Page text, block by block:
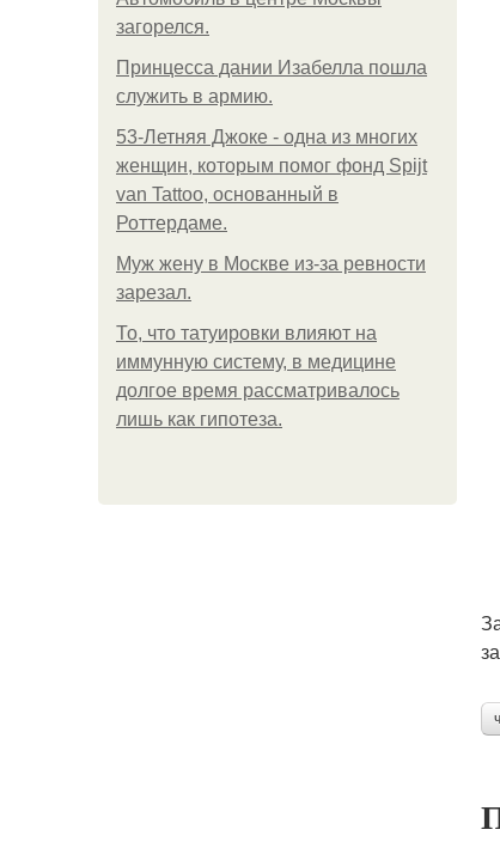
загорелся.
Принцесса дании Изабелла пошла
служить в армию.
53-Летняя Джоке - одна из многих
женщин, которым помог фонд Spijt
van Tattoo, основанный в
Роттердаме.
Mуж жену в Москве из-за ревности
зарезал.
То, что татуировки влияют на
иммунную систему, в медицине
долгое время рассматривалось
лишь как гипотеза.